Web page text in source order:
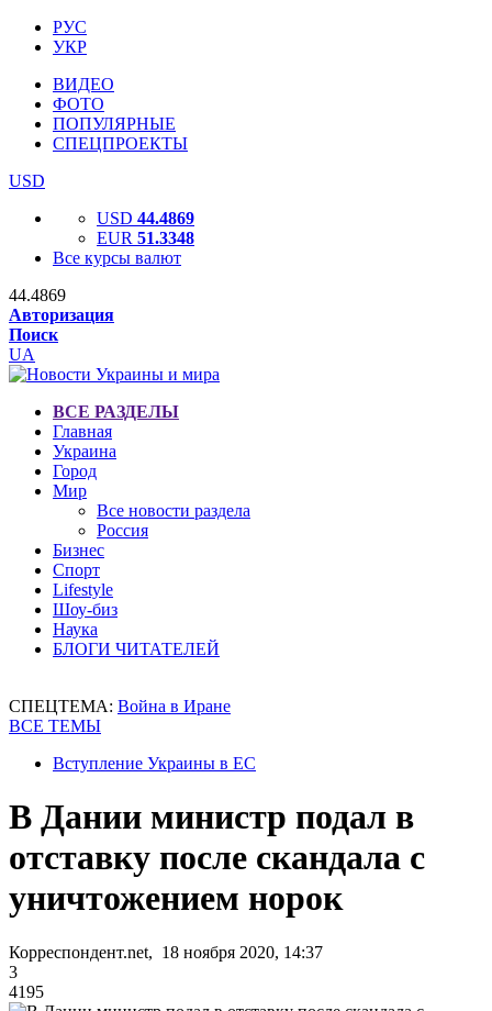
РУС
УКР
ВИДЕО
ФОТО
ПОПУЛЯРНЫЕ
СПЕЦПРОЕКТЫ
USD
USD 44.4869
EUR 51.3348
Все курсы валют
44.4869
Авторизация
Поиск
UA
ВСЕ РАЗДЕЛЫ
Главная
Украина
Город
Мир
Все новости раздела
Россия
Бизнес
Спорт
Lifestyle
Шоу-биз
Наука
БЛОГИ ЧИТАТЕЛЕЙ
СПЕЦТЕМА: Война в Иране
ВСЕ ТЕМЫ
Вступление Украины в ЕС
В Дании министр подал в
отставку после скандала с
уничтожением норок
Корреспондент.net, 18 ноября 2020, 14:37
3
4195